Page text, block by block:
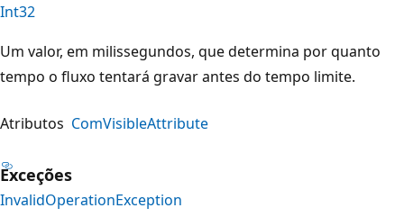
Int32
Um valor, em milissegundos, que determina por quanto
tempo o fluxo tentará gravar antes do tempo limite.
Atributos ComVisibleAttribute
Exceções
InvalidOperationException